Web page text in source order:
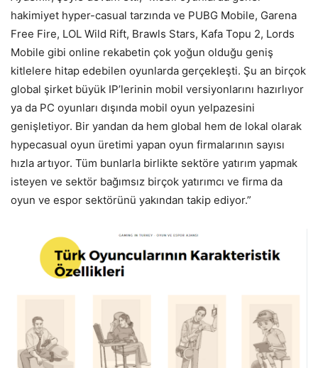
hakimiyet hyper-casual tarzında ve PUBG Mobile, Garena
Free Fire, LOL Wild Rift, Brawls Stars, Kafa Topu 2, Lords
Mobile gibi online rekabetin çok yoğun olduğu geniş
kitlelere hitap edebilen oyunlarda gerçekleşti. Şu an birçok
global şirket büyük IP’lerinin mobil versiyonlarını hazırlıyor
ya da PC oyunları dışında mobil oyun yelpazesini
genişletiyor. Bir yandan da hem global hem de lokal olarak
hypecasual oyun üretimi yapan oyun firmalarının sayısı
hızla artıyor. Tüm bunlarla birlikte sektöre yatırım yapmak
isteyen ve sektör bağımsız birçok yatırımcı ve firma da
oyun ve espor sektörünü yakından takip ediyor.”